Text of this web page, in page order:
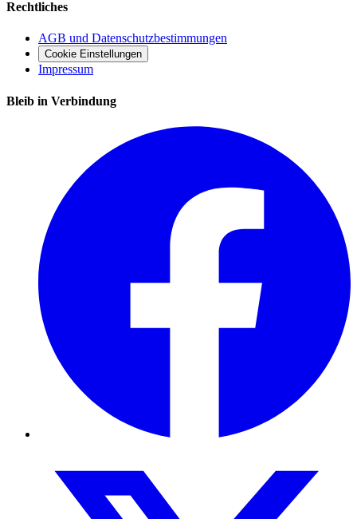
Rechtliches
AGB und Datenschutzbestimmungen
Cookie Einstellungen
Impressum
Bleib in Verbindung